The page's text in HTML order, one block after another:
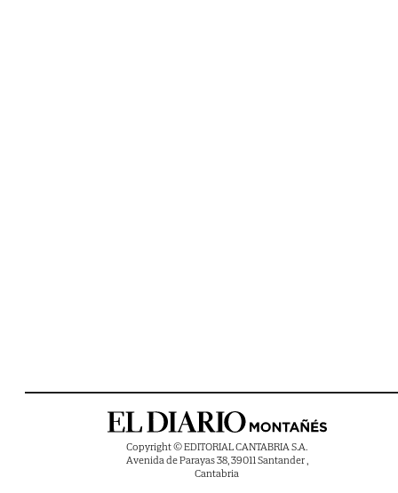
Copyright © EDITORIAL CANTABRIA S.A.
Avenida de Parayas 38, 39011 Santander ,
Cantabria